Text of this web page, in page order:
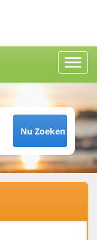
Nu Zoeken